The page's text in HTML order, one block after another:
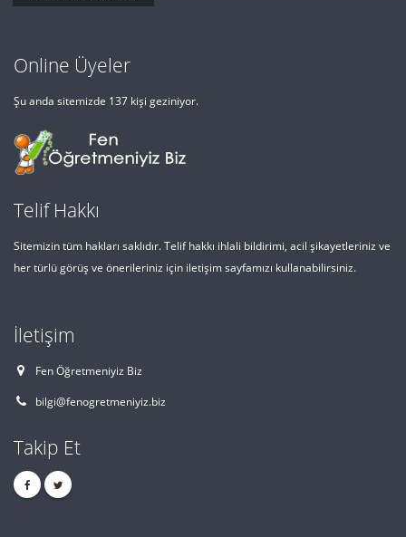
Online Üyeler
Şu anda sitemizde 137 kişi geziniyor.
Telif Hakkı
Sitemizin tüm hakları saklıdır. Telif hakkı ihlali bildirimi, acil şikayetleriniz ve
her türlü görüş ve önerileriniz için iletişim sayfamızı kullanabilirsiniz.
İletişim
Fen Öğretmeniyiz Biz
bilgi@fenogretmeniyiz.biz
Takip Et